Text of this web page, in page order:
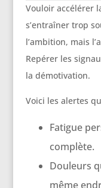
Vouloir accélérer
s’entraîner trop
l’ambition, mais
Repérer les
la démotivation.
Voici les alertes
Fatigue
complète.
Douleurs
même